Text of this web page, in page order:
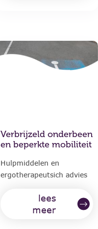
Verbrijzeld onderbeen
en beperkte mobiliteit
Hulpmiddelen en
ergotherapeutsich advies
lees
meer